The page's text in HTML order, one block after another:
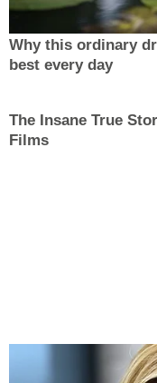
Why this ordinary
best every day
The Insane True
Films